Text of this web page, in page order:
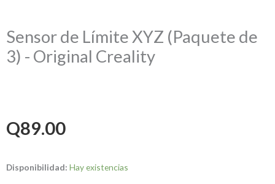
Sensor de Límite XYZ (Paquete de
3) - Original Creality
Q89.00
Disponibilidad: Hay existencias
Sensor